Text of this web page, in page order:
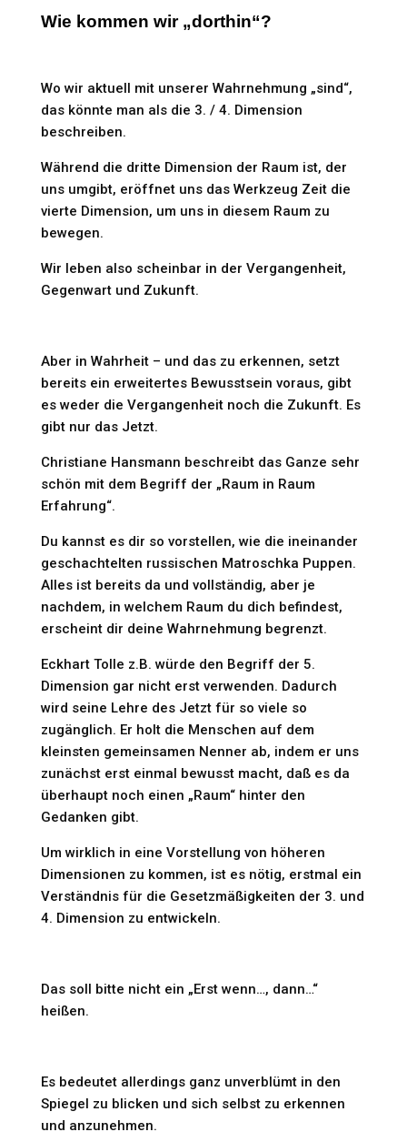
Wie kommen wir „dorthin“?
Wo wir aktuell mit unserer Wahrnehmung „sind“,
das könnte man als die 3. / 4. Dimension
beschreiben.
Während die dritte Dimension der Raum ist, der
uns umgibt, eröffnet uns das Werkzeug Zeit die
vierte Dimension, um uns in diesem Raum zu
bewegen.
Wir leben also scheinbar in der Vergangenheit,
Gegenwart und Zukunft.
Aber in Wahrheit – und das zu erkennen, setzt
bereits ein erweitertes Bewusstsein voraus, gibt
es weder die Vergangenheit noch die Zukunft. Es
gibt nur das Jetzt.
Christiane Hansmann beschreibt das Ganze sehr
schön mit dem Begriff der „Raum in Raum
Erfahrung“.
Du kannst es dir so vorstellen, wie die ineinander
geschachtelten russischen Matroschka Puppen.
Alles ist bereits da und vollständig, aber je
nachdem, in welchem Raum du dich befindest,
erscheint dir deine Wahrnehmung begrenzt.
Eckhart Tolle z.B. würde den Begriff der 5.
Dimension gar nicht erst verwenden. Dadurch
wird seine Lehre des Jetzt für so viele so
zugänglich. Er holt die Menschen auf dem
kleinsten gemeinsamen Nenner ab, indem er uns
zunächst erst einmal bewusst macht, daß es da
überhaupt noch einen „Raum“ hinter den
Gedanken gibt.
Um wirklich in eine Vorstellung von höheren
Dimensionen zu kommen, ist es nötig, erstmal ein
Verständnis für die Gesetzmäßigkeiten der 3. und
4. Dimension zu entwickeln.
Das soll bitte nicht ein „Erst wenn…, dann…“
heißen.
Es bedeutet allerdings ganz unverblümt in den
Spiegel zu blicken und sich selbst zu erkennen
und anzunehmen.